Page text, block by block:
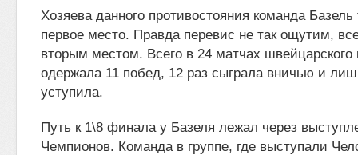
Хозяева данного противостояния команда Базель
первое место. Правда перевис не так ощутим,
вторым местом. Всего в 24 матчах швейцарского
одержала 11 побед, 12 раз сыграла вничью и
уступила.
Путь к 1\8 финала у Базеля лежал через
Чемпионов. Команда в группе, где выступали